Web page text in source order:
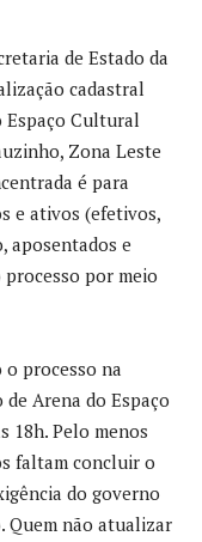
de Estado da
cadastral
Espaço Cultural
Zona Leste
é para
e ativos (efetivos,
aposentados e
por meio
o processo na
Arena do Espaço
18h. Pelo menos
faltam concluir o
do governo
Quem não atualizar